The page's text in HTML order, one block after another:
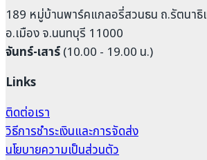
189 หมู่บ้านพาร์คแกลอรี่สวนธน ถ.รัตนาธิ
อ.เมือง จ.นนทบุรี 11000
จันทร์-เสาร์(10.00 - 19.00 น.)
Links
ติดต่อเรา
วิธีการชำระเงินและการจัดส่ง
นโยบายความเป็นส่วนตัว